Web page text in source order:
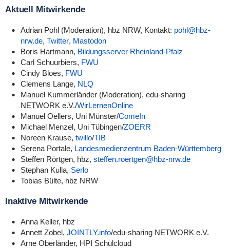
Aktuell Mitwirkende
Adrian Pohl (Moderation), hbz NRW, Kontakt: pohl@hbz-
nrw.de, Twitter, Mastodon
Boris Hartmann, Bildungsserver Rheinland-Pfalz
Carl Schuurbiers, FWU
Cindy Bloes, FWU
Clemens Lange, NLQ
Manuel Kummerländer (Moderation), edu-sharing
NETWORK e.V./WirLernenOnline
Manuel Oellers, Uni Münster/ComeIn
Michael Menzel, Uni Tübingen/ZOERR
Noreen Krause, twillo/TIB
Serena Portale, Landesmedienzentrum Baden-Württemberg
Steffen Rörtgen, hbz, steffen.roertgen@hbz-nrw.de
Stephan Kulla, Serlo
Tobias Bülte, hbz NRW
Inaktive Mitwirkende
Anna Keller, hbz
Annett Zobel, JOINTLY.info/edu-sharing NETWORK e.V.
Arne Oberländer, HPI Schulcloud